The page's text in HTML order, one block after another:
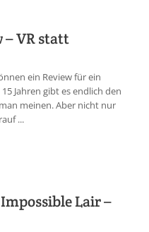
VR statt
ein Review für ein
Jahren gibt es endlich den
meinen. Aber nicht nur
...
Lair –